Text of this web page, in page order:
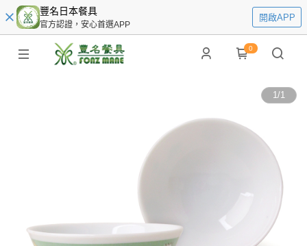
豐名日本餐具
官方認證，安心首選APP
開啟APP
0
1/1